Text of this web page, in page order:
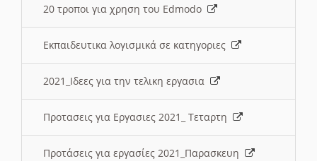
20 τροποι για χρηση του Edmodo
Εκπαιδευτικα λογισμικά σε κατηγοριες
2021_Ιδεες για την τελικη εργασια
Προτασεις για Εργασιες 2021_ Τεταρτη
Προτάσεις για εργασίες 2021_Παρασκευη